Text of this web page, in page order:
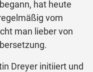
hat heute
vom
man lieber von
Dreyer initiiert und